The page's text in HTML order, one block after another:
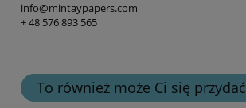
info@mintaypapers.com
+ 48 576 893 565
To również może Ci się przydać